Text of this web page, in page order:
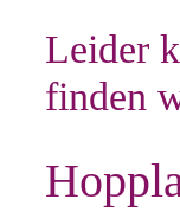
Leider
finden